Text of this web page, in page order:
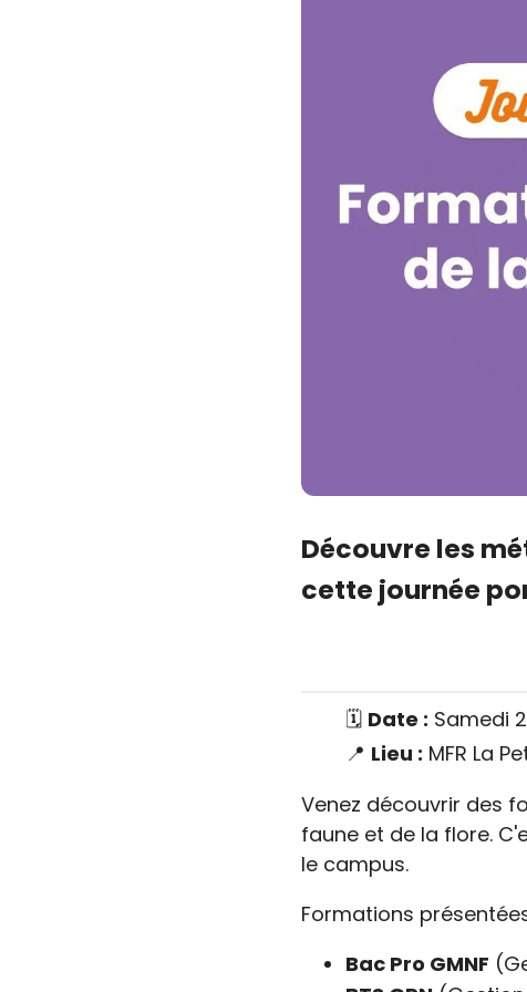
Découvre les
cette journée
🗓️ Date : Samedi
📍 Lieu : MFR La
Venez découvrir des
faune et de la flore.
le campus.
Formations
Bac Pro GMNF